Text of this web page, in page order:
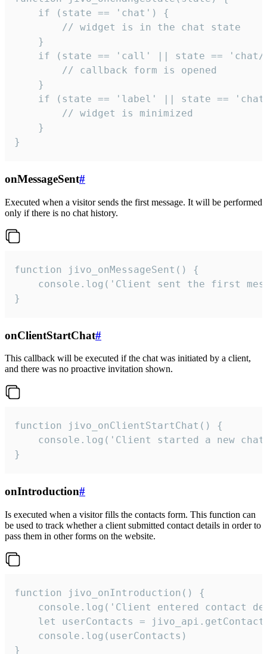
    if (state == 'chat') {
        // widget is in the chat state
    }
if (state == 'call' || state ==
        // callback form is opened
    }
if (state == 'label' || state ==
        // widget is minimized
    }
}
onMessageSent#
Executed when a visitor sends the first message. It will be performed
only if there is no chat history.
function jivo_onMessageSent() {
console.log('Client sent the first
}
onClientStartChat#
This callback will be executed if the chat was initiated by a client,
and there was no proactive invitation shown.
function jivo_onClientStartChat() {
console.log('Client started a new
}
onIntroduction#
Is executed when a visitor fills the contacts form. This function can
be used to track whether a client submitted contact details in order to
pass them in other forms on the website.
function jivo_onIntroduction() {
console.log('Client entered contact
let userContacts =
    console.log(userContacts)
}